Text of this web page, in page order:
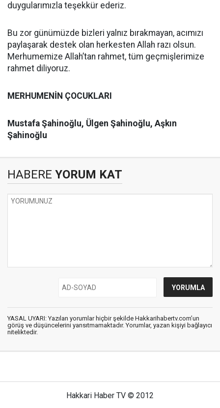
duygularımızla teşekkür ederiz.
Bu zor günümüzde bizleri yalnız bırakmayan, acımızı
paylaşarak destek olan herkesten Allah razı olsun.
Merhumemize Allah’tan rahmet, tüm geçmişlerimize
rahmet diliyoruz.
MERHUMENİN ÇOCUKLARI
Mustafa Şahinoğlu, Ülgen Şahinoğlu, Aşkın
Şahinoğlu
HABERE YORUM KAT
YASAL UYARI: Yazılan yorumlar hiçbir şekilde Hakkarihabertv.com’un
görüş ve düşüncelerini yansıtmamaktadır. Yorumlar, yazan kişiyi bağlayıcı
niteliktedir.
Hakkari Haber TV © 2012